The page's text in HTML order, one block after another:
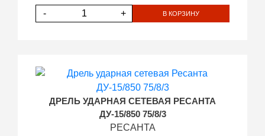
- + В КОРЗИНУ
ДРЕЛЬ УДАРНАЯ СЕТЕВАЯ РЕСАНТА
ДУ-15/850 75/8/3
РЕСАНТА